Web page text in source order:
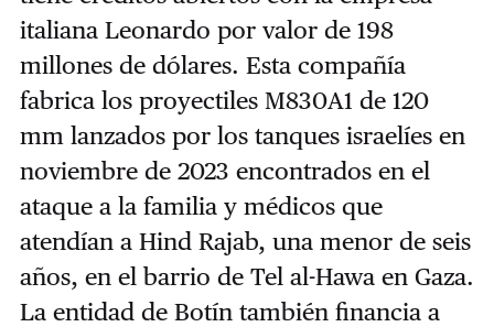
italiana Leonardo por valor de 198
millones de dólares. Esta compañía
fabrica los proyectiles M830A1 de 120
mm lanzados por los tanques israelíes en
noviembre de 2023 encontrados en el
ataque a la familia y médicos que
atendían a Hind Rajab, una menor de seis
años, en el barrio de Tel al-Hawa en Gaza.
La entidad de Botín también financia a